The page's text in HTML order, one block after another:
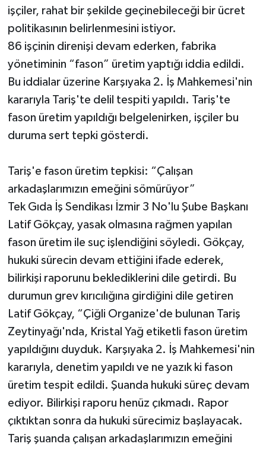
işçiler, rahat bir şekilde geçinebileceği bir ücret
politikasının belirlenmesini istiyor.
86 işçinin direnişi devam ederken, fabrika
yönetiminin “fason” üretim yaptığı iddia edildi.
Bu iddialar üzerine Karşıyaka 2. İş Mahkemesi'nin
kararıyla Tariş'te delil tespiti yapıldı. Tariş'te
fason üretim yapıldığı belgelenirken, işçiler bu
duruma sert tepki gösterdi.
Tariş'e fason üretim tepkisi: “Çalışan
arkadaşlarımızın emeğini sömürüyor”
Tek Gıda İş Sendikası İzmir 3 No'lu Şube Başkanı
Latif Gökçay, yasak olmasına rağmen yapılan
fason üretim ile suç işlendiğini söyledi. Gökçay,
hukuki sürecin devam ettiğini ifade ederek,
bilirkişi raporunu beklediklerini dile getirdi. Bu
durumun grev kırıcılığına girdiğini dile getiren
Latif Gökçay, “Çiğli Organize'de bulunan Tariş
Zeytinyağı'nda, Kristal Yağ etiketli fason üretim
yapıldığını duyduk. Karşıyaka 2. İş Mahkemesi'nin
kararıyla, denetim yapıldı ve ne yazık ki fason
üretim tespit edildi. Şuanda hukuki süreç devam
ediyor. Bilirkişi raporu henüz çıkmadı. Rapor
çıktıktan sonra da hukuki sürecimiz başlayacak.
Tariş şuanda çalışan arkadaşlarımızın emeğini